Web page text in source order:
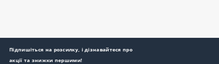
Підпишіться на розсилку, і дізнавайтеся про
акції та знижки першими!